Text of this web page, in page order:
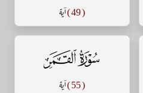
( 49 ) آية
سورة القمر
( 55 ) آية